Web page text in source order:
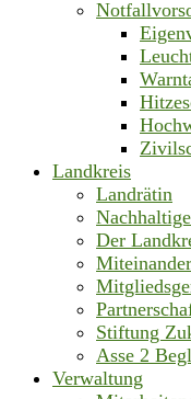
Landkreis
Landrätin
Der
Stiftung
Asse 2
Verwaltung